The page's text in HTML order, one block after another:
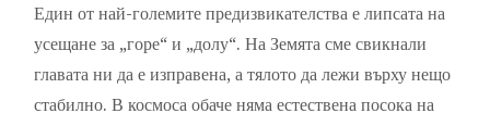
Един от най-големите предизвикателства е липсата на
усещане за „горе“ и „долу“. На Земята сме свикнали
главата ни да е изправена, а тялото да лежи върху нещо
стабилно. В космоса обаче няма естествена посока на